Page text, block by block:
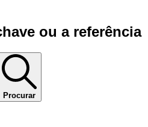
ou a referência
Procurar